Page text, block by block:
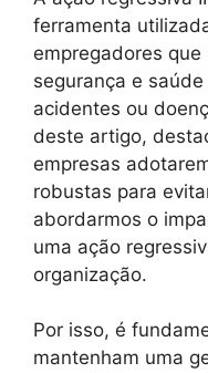
ferramenta
empregadores
segurança e
acidentes ou
deste artigo,
empresas
robustas para
abordarmos o
uma ação
organização.
Por isso, é
mantenham uma